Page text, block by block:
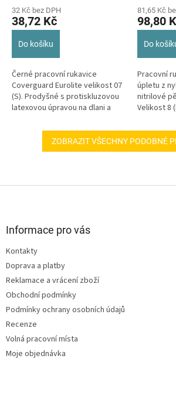
32 Kč bez DPH
38,72 Kč
Do košíku
Černé pracovní rukavice
Coverguard Eurolite velikost 07
(S). Prodyšné s protiskluzovou
latexovou úpravou na dlani a
81,65 Kč
98,80
Do
Pracovní
úpletu z
nitrilové
Velikost 8
ZOBRAZIT VŠECHNY PODOBNÉ
Informace pro vás
Kontakty
Doprava a platby
Reklamace a vrácení zboží
Obchodní podmínky
Podmínky ochrany osobních údajů
Recenze
Volná pracovní místa
Moje objednávka